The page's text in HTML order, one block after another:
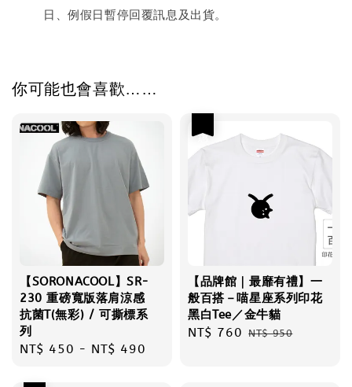
日、例假日暫停回覆訊息及出貨。
你可能也會喜歡……
【SORONACOOL】SR-
230 重磅寬版落肩涼感
抗菌T(無彩) / 可撕標系
列
Regular
NT$ 450 - NT$ 490
【品牌館｜最靡有禮】一
般百搭－喵星座系列印花
黑白Tee／金牛貓
Sale
NT$ 760 Regular
NT$ 950